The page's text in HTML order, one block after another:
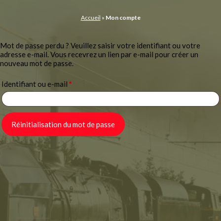
Accueil » Mon compte
Mot de passe perdu ? Veuillez saisir votre identifiant ou votre
adresse e-mail. Vous recevrez un lien par e-mail pour créer un
nouveau mot de passe.
Identifiant ou e-mail *
Réinitialisation du mot de passe